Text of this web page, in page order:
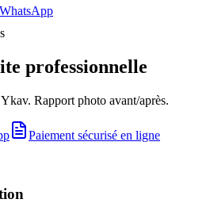
WhatsApp
professionnelle
Rapport photo avant/après.
Paiement sécurisé en ligne